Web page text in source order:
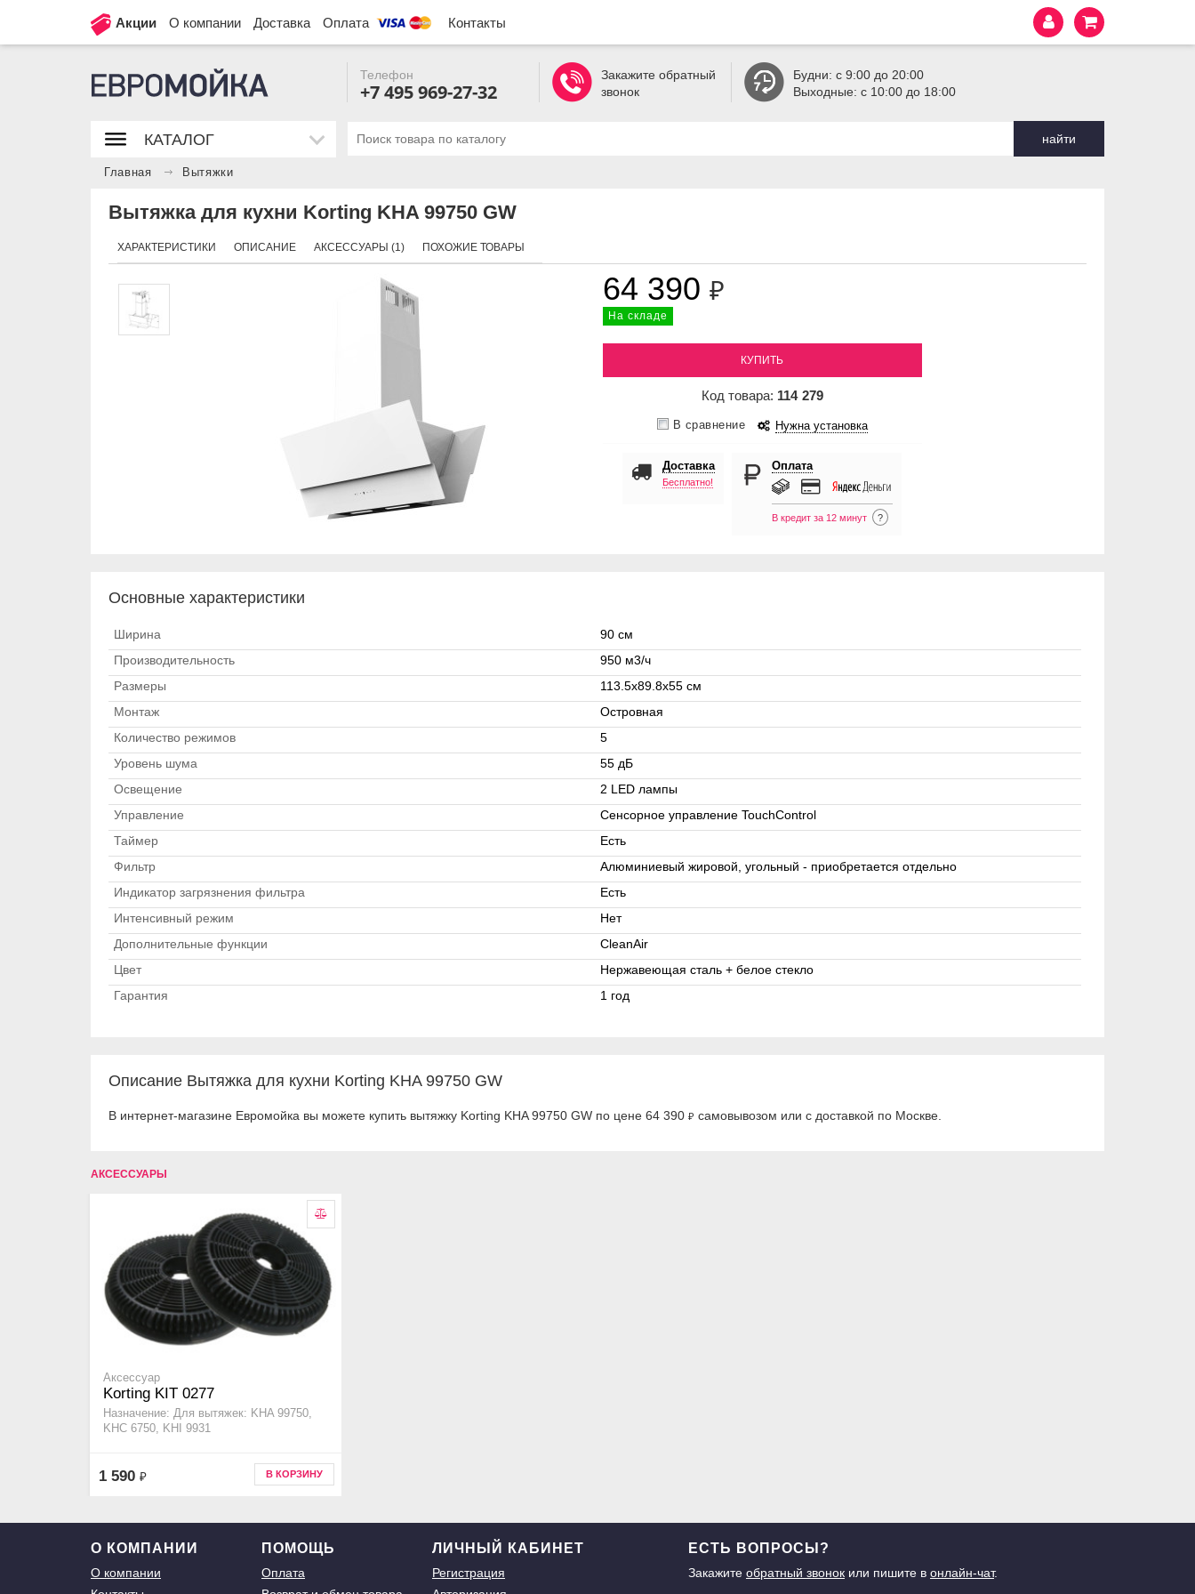
Акции О компании Доставка Оплата Контакты
Телефон
+7 495 969-27-32
Закажите обратный
звонок
Будни: с 9:00 до 20:00
Выходные: с 10:00 до 18:00
найти
КАТАЛОГ
Главная Вытяжки
Вытяжка для кухни Korting KHA 99750 GW
ХАРАКТЕРИСТИКИ ОПИСАНИЕ АКСЕССУАРЫ (1) ПОХОЖИЕ ТОВАРЫ
64 390 ₽
На складе
КУПИТЬ
Код товара: 114 279
В сравнение Нужна установка
Доставка
Бесплатно!
Оплата
В кредит за 12 минут ?
Основные характеристики
Ширина
90 см
Производительность
950 м3/ч
Размеры
113.5x89.8x55 см
Монтаж
Островная
Количество режимов
5
Уровень шума
55 дБ
Освещение
2 LED лампы
Управление
Сенсорное управление TouchControl
Таймер
Есть
Фильтр
Алюминиевый жировой, угольный - приобретается отдельно
Индикатор загрязнения фильтра
Есть
Интенсивный режим
Нет
Дополнительные функции
CleanAir
Цвет
Нержавеющая сталь + белое стекло
Гарантия
1 год
Описание Вытяжка для кухни Korting KHA 99750 GW
В интернет-магазине Евромойка вы можете купить вытяжку Korting KHA 99750 GW по цене 64 390 ₽ самовывозом или с доставкой по Москве.
АКСЕССУАРЫ
Аксессуар
Korting KIT 0277
Назначение: Для вытяжек: KHA 99750,
KHC 6750, KHI 9931
1 590 ₽ В КОРЗИНУ
О КОМПАНИИ
О компании
ПОМОЩЬ
Оплата
ЛИЧНЫЙ КАБИНЕТ
Регистрация
ЕСТЬ ВОПРОСЫ?
Закажите обратный звонокили пишите в онлайн-чат.